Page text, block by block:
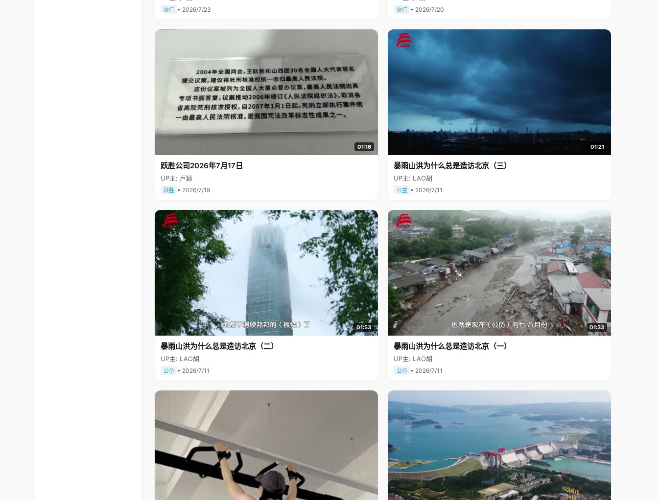
旅行 • 2026/7/23 旅行 • 2026/7/20
01:16
跃胜公司2026年7月17日
UP主: 卢颖
跃胜 • 2026/7/19
01:21
暴雨山洪为什么总是造访北京（三）
UP主: LAO胡
公益 • 2026/7/11
01:53
暴雨山洪为什么总是造访北京（二）
UP主: LAO胡
公益 • 2026/7/11
01:33
暴雨山洪为什么总是造访北京（一）
UP主: LAO胡
公益 • 2026/7/11